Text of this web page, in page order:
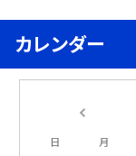
カレンダー
日 月